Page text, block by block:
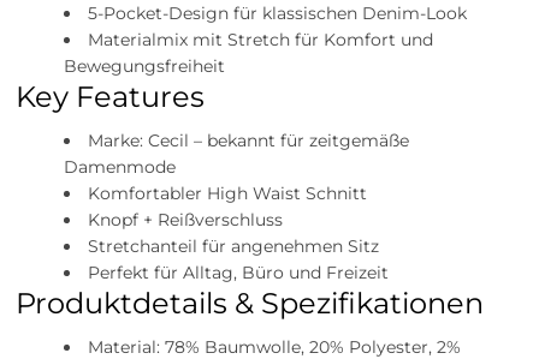
5-Pocket-Design für klassischen Denim-Look
Materialmix mit Stretch für Komfort und
Bewegungsfreiheit
Key Features
Marke: Cecil – bekannt für zeitgemäße
Damenmode
Komfortabler High Waist Schnitt
Knopf + Reißverschluss
Stretchanteil für angenehmen Sitz
Perfekt für Alltag, Büro und Freizeit
Produktdetails & Spezifikationen
Material: 78% Baumwolle, 20% Polyester, 2%